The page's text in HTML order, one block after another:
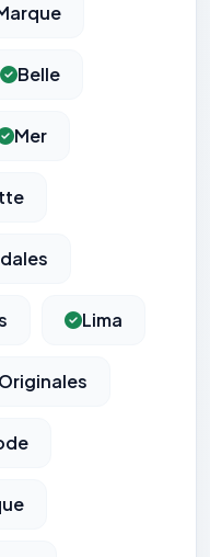
Belle
Mer
Lima
Originales